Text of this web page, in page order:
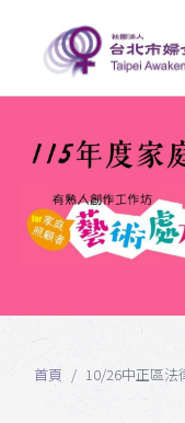
首頁 10/26中正區法